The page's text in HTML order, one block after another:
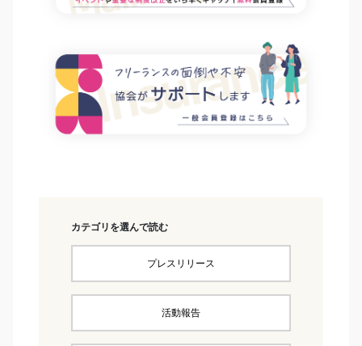
カテゴリを選んで読む
プレスリリース
活動報告